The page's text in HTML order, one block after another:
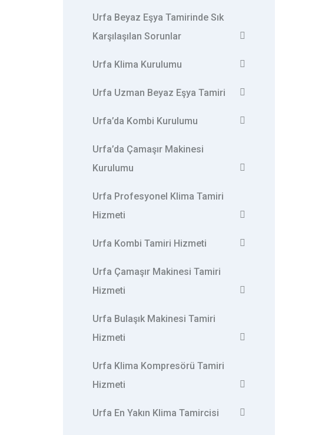
Urfa Beyaz Eşya Tamirinde Sık
Karşılaşılan Sorunlar
Urfa Klima Kurulumu
Urfa Uzman Beyaz Eşya Tamiri
Urfa’da Kombi Kurulumu
Urfa’da Çamaşır Makinesi
Kurulumu
Urfa Profesyonel Klima Tamiri
Hizmeti
Urfa Kombi Tamiri Hizmeti
Urfa Çamaşır Makinesi Tamiri
Hizmeti
Urfa Bulaşık Makinesi Tamiri
Hizmeti
Urfa Klima Kompresörü Tamiri
Hizmeti
Urfa En Yakın Klima Tamircisi